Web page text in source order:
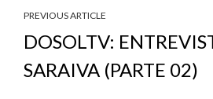
PREVIOUS ARTICLE
DOSOLTV:
SARAIVA (PARTE 02)